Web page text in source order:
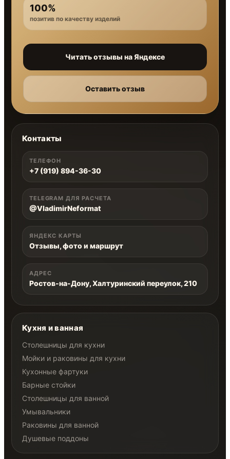
100%
позитив по качеству изделий
Читать отзывы на Яндексе
Оставить отзыв
Контакты
ТЕЛЕФОН
+7 (919) 894-36-30
TELEGRAM ДЛЯ РАСЧЕТА
@VladimirNeformat
ЯНДЕКС КАРТЫ
Отзывы, фото и маршрут
АДРЕС
Ростов-на-Дону, Халтуринский переулок, 210
Кухня и ванная
Столешницы для кухни
Мойки и раковины для кухни
Кухонные фартуки
Барные стойки
Столешницы для ванной
Умывальники
Раковины для ванной
Душевые поддоны